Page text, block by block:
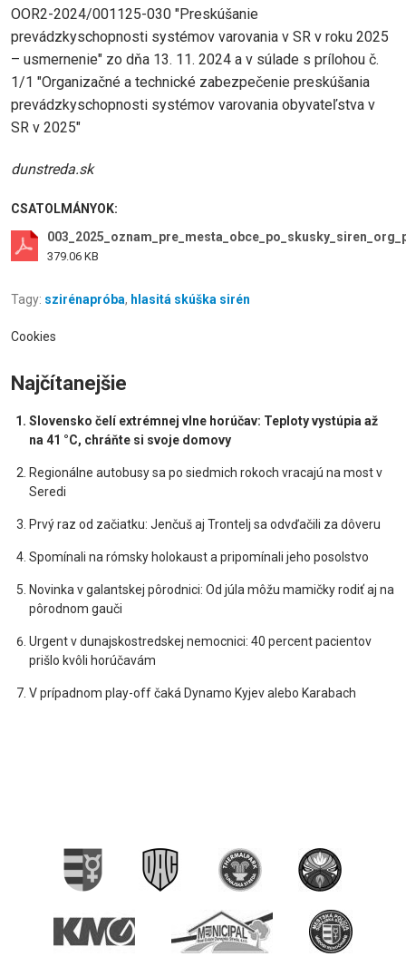
OOR2-2024/001125-030 "Preskúšanie
prevádzkyschopnosti systémov varovania v SR v roku 2025
– usmernenie" zo dňa 13. 11. 2024 a v súlade s prílohou č.
1/1 "Organizačné a technické zabezpečenie preskúšania
prevádzkyschopnosti systémov varovania obyvateľstva v
SR v 2025"
dunstreda.sk
CSATOLMÁNYOK:
379.06 KB
Tagy: szirénapróba, hlasitá skúška sirén
Cookies
Najčítanejšie
Slovensko čelí extrémnej vlne horúčav: Teploty vystúpia až
na 41 °C, chráňte si svoje domovy
Regionálne autobusy sa po siedmich rokoch vracajú na most v
Seredi
Prvý raz od začiatku: Jenčuš aj Trontelj sa odvďačili za dôveru
Spomínali na rómsky holokaust a pripomínali jeho posolstvo
Novinka v galantskej pôrodnici: Od júla môžu mamičky rodiť aj na
pôrodnom gauči
Urgent v dunajskostredskej nemocnici: 40 percent pacientov
prišlo kvôli horúčavám
V prípadnom play-off čaká Dynamo Kyjev alebo Karabach